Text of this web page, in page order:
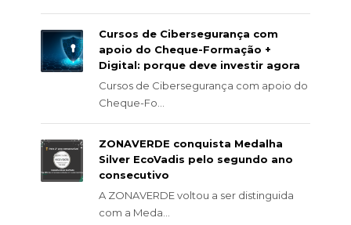
Cursos de Cibersegurança com
apoio do Cheque-Formação +
Digital: porque deve investir agora
Cursos de Cibersegurança com apoio do
Cheque-Fo...
ZONAVERDE conquista Medalha
Silver EcoVadis pelo segundo ano
consecutivo
A ZONAVERDE voltou a ser distinguida
com a Meda...